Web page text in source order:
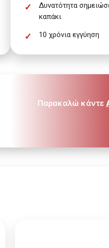
Δυνατότητα
καπάκι
10 χρόνια εγγύηση
Παρακαλώ κάντε